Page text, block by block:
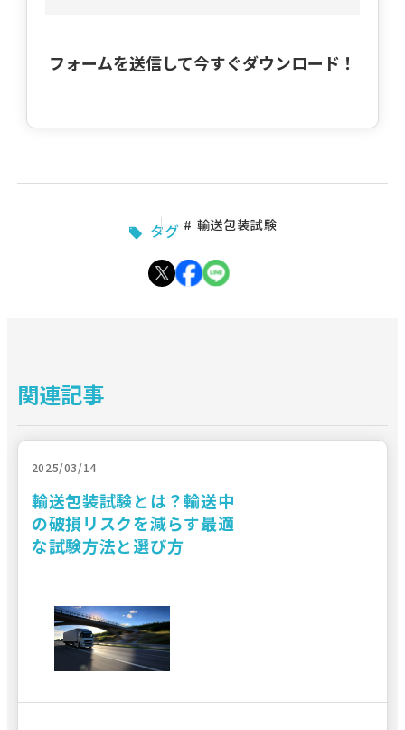
フォームを送信して今すぐダウンロード！
タグ 輸送包装試験
関連記事
2025/03/14
輸送包装試験とは？輸送中
の破損リスクを減らす最適
な試験方法と選び方